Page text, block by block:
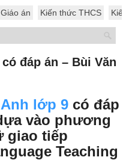
Giáo án Kiến thức THCS
đáp án – Bùi Văn
lớp 9 có đáp
vào phương
giao tiếp
Teaching